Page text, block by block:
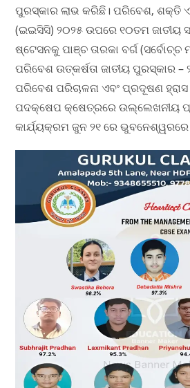
ପୁରସ୍କାର ଲାଭ କରିଛି। ପରିବେଶ, ଶକ୍ତି
(ଇଇସିସି) ୨୦୨୫ ଉପରେ ୧୦ତମ ଜାତୀୟ
ଷ୍ଟେସନକୁ ପାଞ୍ଚ ତାରକା ବର୍ଗ (ସର୍ବୋଚ୍ଚ
ପରିବେଶ ଉତ୍କର୍ଷତା ଜାତୀୟ ପୁରସ୍କାର –
ପରିବେଶ ପରିଚାଳନା ଏବଂ ପ୍ରଦୂଷଣ
ପଦକ୍ଷେପ କ୍ଷେତ୍ରରେ ଉଲ୍ଲେଖନୀୟ
କାର୍ଯ୍ୟକ୍ରମ ଜୁନ ୨୧ ରେ